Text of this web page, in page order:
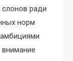
ради
норм